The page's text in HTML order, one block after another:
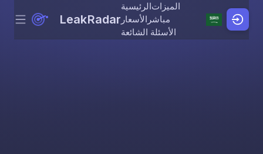
Skip to content
Menu LeakRadar
الرئيسيةالميزات
الأسعار مباشر
الأسئلة الشائعة